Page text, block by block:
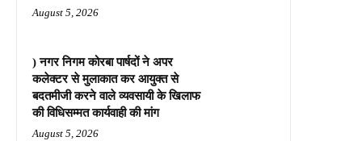
August 5, 2026
) नगर निगम कोरबा पार्षदों ने अपर
कलेक्टर से मुलाकात कर आयुक्त से
बदतमीजी करने वाले व्यवसायी के खिलाफ
की विधिसम्मत कार्यवाही की मांग
August 5, 2026